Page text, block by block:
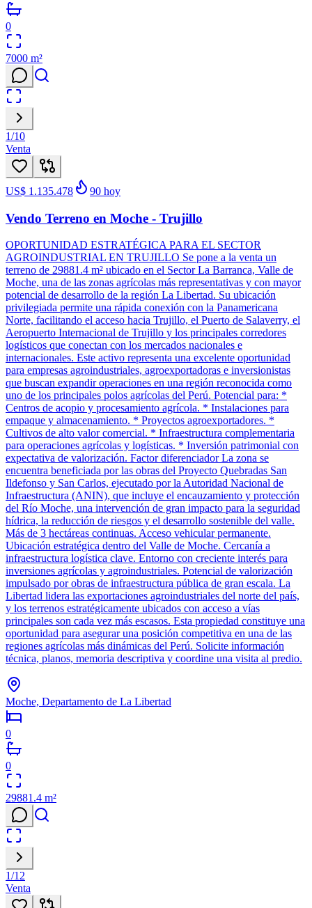
0
7000 m²
1/10
Venta
US$ 1.135.478 90 hoy
Vendo Terreno en Moche - Trujillo
OPORTUNIDAD ESTRATÉGICA PARA EL SECTOR
AGROINDUSTRIAL EN TRUJILLO Se pone a la venta un
terreno de 29881.4 m² ubicado en el Sector La Barranca, Valle de
Moche, una de las zonas agrícolas más representativas y con mayor
potencial de desarrollo de la región La Libertad. Su ubicación
privilegiada permite una rápida conexión con la Panamericana
Norte, facilitando el acceso hacia Trujillo, el Puerto de Salaverry, el
Aeropuerto Internacional de Trujillo y los principales corredores
logísticos que conectan con los mercados nacionales e
internacionales. Este activo representa una excelente oportunidad
para empresas agroindustriales, agroexportadoras e inversionistas
que buscan expandir operaciones en una región reconocida como
uno de los principales polos agrícolas del Perú. Potencial para: *
Centros de acopio y procesamiento agrícola. * Instalaciones para
empaque y almacenamiento. * Proyectos agroexportadores. *
Cultivos de alto valor comercial. * Infraestructura complementaria
para operaciones agrícolas y logísticas. * Inversión patrimonial con
expectativa de valorización. Factor diferenciador La zona se
encuentra beneficiada por las obras del Proyecto Quebradas San
Ildefonso y San Carlos, ejecutado por la Autoridad Nacional de
Infraestructura (ANIN), que incluye el encauzamiento y protección
del Río Moche, una intervención de gran impacto para la seguridad
hídrica, la reducción de riesgos y el desarrollo sostenible del valle.
Más de 3 hectáreas continuas. Acceso vehicular permanente.
Ubicación estratégica dentro del Valle de Moche. Cercanía a
infraestructura logística clave. Entorno con creciente interés para
inversiones agrícolas y agroindustriales. Potencial de valorización
impulsado por obras de infraestructura pública de gran escala. La
Libertad lidera las exportaciones agroindustriales del norte del país,
y los terrenos estratégicamente ubicados con acceso a vías
principales son cada vez más escasos. Esta propiedad constituye una
oportunidad para asegurar una posición competitiva en una de las
regiones agrícolas más dinámicas del Perú. Solicite información
técnica, planos, memoria descriptiva y coordine una visita al predio.
Moche, Departamento de La Libertad
0
0
29881.4 m²
1/12
Venta